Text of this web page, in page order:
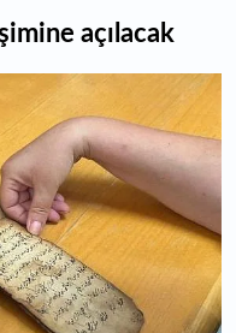
açılacak